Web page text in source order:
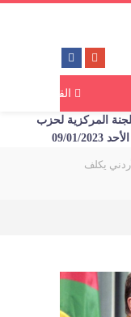
القائمة
المركزية لحزب
يكلف